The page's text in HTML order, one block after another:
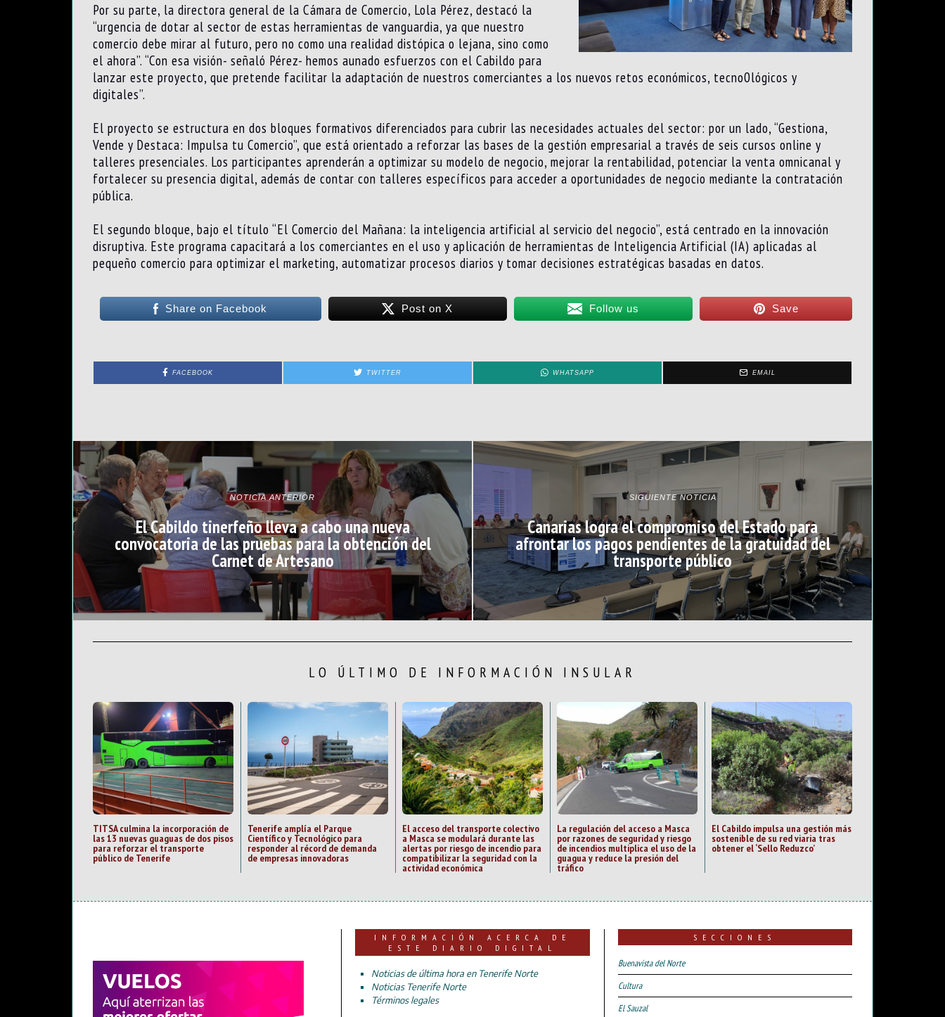
Por su parte, la directora general de la Cámara de Comercio, Lola Pérez, destacó la
“urgencia de dotar al sector de estas herramientas de vanguardia, ya que nuestro
comercio debe mirar al futuro, pero no como una realidad distópica o lejana, sino como
el ahora”. “Con esa visión- señaló Pérez- hemos aunado esfuerzos con el Cabildo para
lanzar este proyecto, que pretende facilitar la adaptación de nuestros comerciantes a los nuevos retos económicos, tecno0lógicos y
digitales”.
El proyecto se estructura en dos bloques formativos diferenciados para cubrir las necesidades actuales del sector: por un lado, “Gestiona,
Vende y Destaca: Impulsa tu Comercio”, que está orientado a reforzar las bases de la gestión empresarial a través de seis cursos online y
talleres presenciales. Los participantes aprenderán a optimizar su modelo de negocio, mejorar la rentabilidad, potenciar la venta omnicanal y
fortalecer su presencia digital, además de contar con talleres específicos para acceder a oportunidades de negocio mediante la contratación
pública.
El segundo bloque, bajo el título “El Comercio del Mañana: la inteligencia artificial al servicio del negocio”, está centrado en la innovación
disruptiva. Este programa capacitará a los comerciantes en el uso y aplicación de herramientas de Inteligencia Artificial (IA) aplicadas al
pequeño comercio para optimizar el marketing, automatizar procesos diarios y tomar decisiones estratégicas basadas en datos.
Share on Facebook Post on X Follow us Save
FACEBOOK TWITTER WHATSAPP EMAIL
NOTICIA ANTERIOR
El Cabildo tinerfeño lleva a cabo una nueva
convocatoria de las pruebas para la obtención del
Carnet de Artesano
SIGUIENTE NOTICIA
Canarias logra el compromiso del Estado para
afrontar los pagos pendientes de la gratuidad del
transporte público
LO ÚLTIMO DE INFORMACIÓN INSULAR
TITSA culmina la incorporación de
las 13 nuevas guaguas de dos pisos
para reforzar el transporte
público de Tenerife
Tenerife amplía el Parque
Científico y Tecnológico para
responder al récord de demanda
de empresas innovadoras
El acceso del transporte colectivo
a Masca se modulará durante las
alertas por riesgo de incendio para
compatibilizar la seguridad con la
actividad económica
La regulación del acceso a Masca
por razones de seguridad y riesgo
de incendios multiplica el uso de la
guagua y reduce la presión del
tráfico
El Cabildo impulsa una gestión más
sostenible de su red viaria tras
obtener el ‘Sello Reduzco’
INFORMACIÓN ACERCA DE
ESTE DIARIO DIGITAL
Noticias de última hora en Tenerife Norte
Noticias Tenerife Norte
Términos legales
SECCIONES
Buenavista del Norte
Cultura
El Sauzal